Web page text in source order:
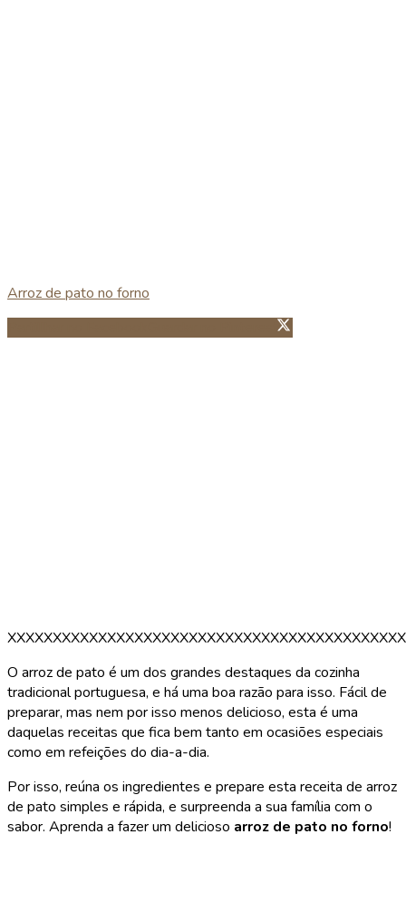
Arroz de pato no forno
Guardar no Pinterest
O arroz de pato é um dos grandes destaques da cozinha
tradicional portuguesa, e há uma boa razão para isso. Fácil de
preparar, mas nem por isso menos delicioso, esta é uma
daquelas receitas que fica bem tanto em ocasiões especiais
como em refeições do dia-a-dia.
Por isso, reúna os ingredientes e prepare esta receita de arroz
de pato simples e rápida, e surpreenda a sua família com o
sabor. Aprenda a fazer um delicioso arroz de pato no forno!